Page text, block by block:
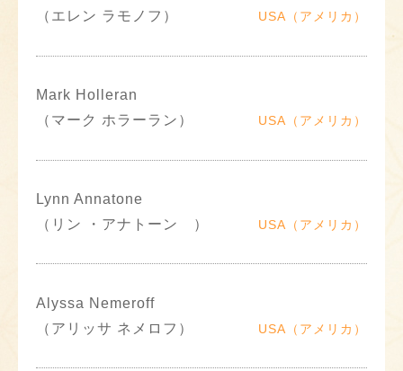
（エレン ラモノフ）
USA（アメリカ）
Mark Holleran
（マーク ホラーラン）
USA（アメリカ）
Lynn Annatone
（リン ・アナトーン ）
USA（アメリカ）
Alyssa Nemeroff
（アリッサ ネメロフ）
USA（アメリカ）